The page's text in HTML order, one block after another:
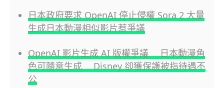
日本政府要求 OpenAI 停止侵權 Sora 2 大量
生成日本動漫相似影片惹爭議
OpenAI 影片生成 AI 版權爭議 日本動漫角
色可隨意生成 Disney 卻獲保護被指待遇不
公